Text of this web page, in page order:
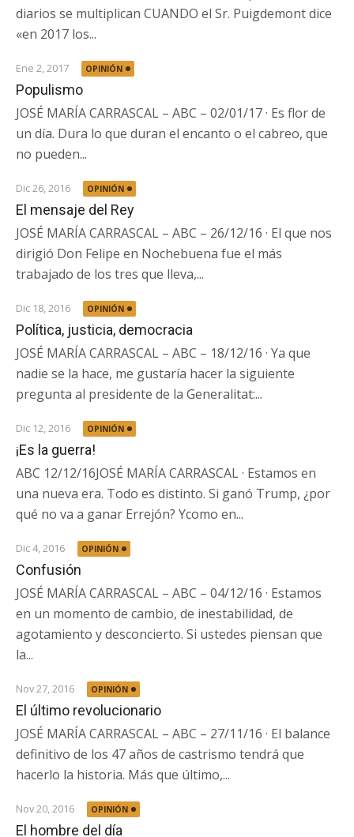
diarios se multiplican CUANDO el Sr. Puigdemont dice
«en 2017 los...
Ene 2, 2017 OPINIÓN
Populismo
JOSÉ MARÍA CARRASCAL – ABC – 02/01/17 · Es flor de
un día. Dura lo que duran el encanto o el cabreo, que
no pueden...
Dic 26, 2016 OPINIÓN
El mensaje del Rey
JOSÉ MARÍA CARRASCAL – ABC – 26/12/16 · El que nos
dirigió Don Felipe en Nochebuena fue el más
trabajado de los tres que lleva,...
Dic 18, 2016 OPINIÓN
Política, justicia, democracia
JOSÉ MARÍA CARRASCAL – ABC – 18/12/16 · Ya que
nadie se la hace, me gustaría hacer la siguiente
pregunta al presidente de la Generalitat:...
Dic 12, 2016 OPINIÓN
¡Es la guerra!
ABC 12/12/16JOSÉ MARÍA CARRASCAL · Estamos en
una nueva era. Todo es distinto. Si ganó Trump, ¿por
qué no va a ganar Errejón? Ycomo en...
Dic 4, 2016 OPINIÓN
Confusión
JOSÉ MARÍA CARRASCAL – ABC – 04/12/16 · Estamos
en un momento de cambio, de inestabilidad, de
agotamiento y desconcierto. Si ustedes piensan que
la...
Nov 27, 2016 OPINIÓN
El último revolucionario
JOSÉ MARÍA CARRASCAL – ABC – 27/11/16 · El balance
definitivo de los 47 años de castrismo tendrá que
hacerlo la historia. Más que último,...
Nov 20, 2016 OPINIÓN
El hombre del día